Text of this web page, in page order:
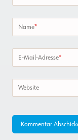
Name*
E-Mail-Adresse*
Website